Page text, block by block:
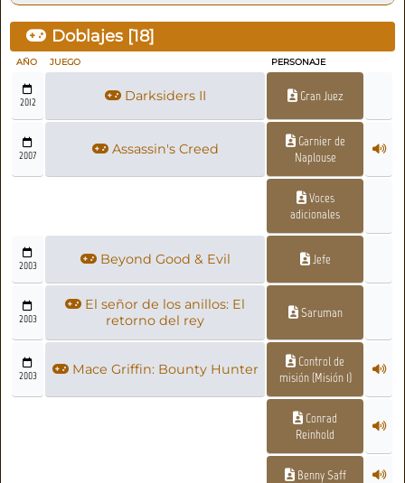
Doblajes [18]
AÑO JUEGO PERSONAJE
2012 Darksiders II Gran Juez
2007 Assassin's Creed
Garnier de
Naplouse
Voces
adicionales
2003 Beyond Good & Evil Jefe
2003
El señor de los anillos: El
retorno del rey
Saruman
2003 Mace Griffin: Bounty Hunter
Control de
misión (Misión 1)
Conrad
Reinhold
Benny Saff